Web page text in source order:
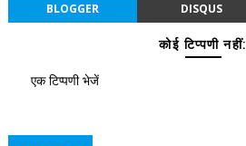
BLOGGER DISQUS
कोई टिप्पणी नहीं:
एक टिप्पणी भेजें